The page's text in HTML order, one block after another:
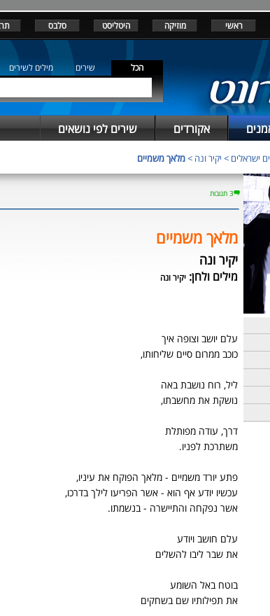
ראשי מוזיקה היטליסט סלבס
הכל שירים מילים לשירים
אקורדים שירים לפי נושאים
ישראלים > יקיר ונה >מלאך משמיים
3 תגובות
מלאך משמיים
יקיר ונה
מילים ולחן: יקיר ונה
עלם יושב וצופה איך
כוכב ממרום סיים שליחותו,
ליל, רוח נושבת באה
נושקת את מחשבתו,
דרך, עודה מפותלת
משתרכת לפניו.
פתע יורד משמיים - מלאך הפוקח את עיניו,
עכשיו יודע אף הוא - אשר הפריעו לילך בדרכו,
אשר נפקחה והתיישרה - בנשמתו.
עלם חושב ויודע
את שבר ליבו להשלים
בוטח באל השומע
את תפילותיו שם בשחקים